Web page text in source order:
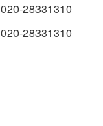
020-28331310
020-28331310